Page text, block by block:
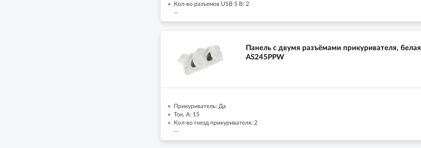
Кол-во разъемов USB 5 В: 2
...
Панель с двумя разъёмами прикуривателя, белая
AS245PPW
Прикуриватель: Да
Ток, А: 15
Кол-во гнезд прикуривателя: 2
...